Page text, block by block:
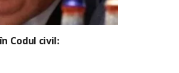
Codul civil: